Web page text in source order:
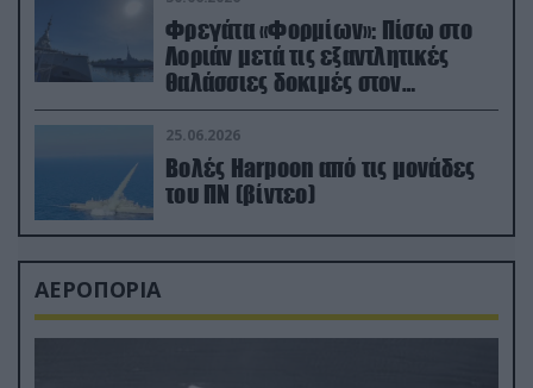
Φρεγάτα «Φορμίων»: Πίσω στο
Λοριάν μετά τις εξαντλητικές
θαλάσσιες δοκιμές στον
απαιτητικό Βισκαϊκό
25.06.2026
Βολές Harpoon από τις μονάδες
του ΠΝ (βίντεο)
ΑΕΡΟΠΟΡΙΑ